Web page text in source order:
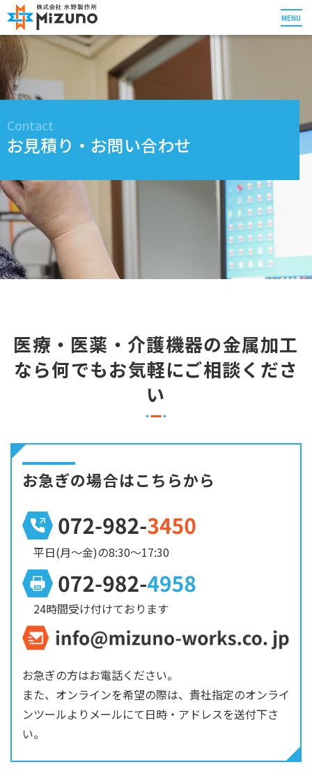
MENU
Contact
お見積り・お問い合わせ
医療・医薬・介護機器の金属加工
なら何でもお気軽にご相談くださ
い
お急ぎの場合はこちらから
平日(月～金)の8:30～17:30
24時間受け付けております
お急ぎの方はお電話ください。
また、オンラインを希望の際は、貴社指定のオンライ
ンツールよりメールにて日時・アドレスを送付下さ
い。